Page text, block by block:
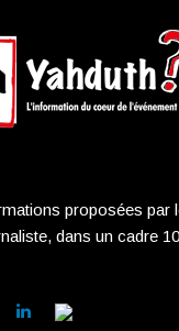
proposées par
dans un cadre